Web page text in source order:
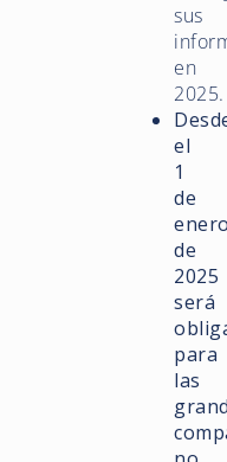
sus
en
2025.
el
1
de
de
2025
será
para
las